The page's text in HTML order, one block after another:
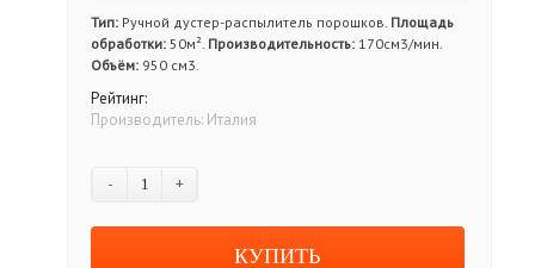
Тип: Ручной дустер-распылитель порошков. Площадь
обработки: 50м². Производительность: 170см3/мин.
Объём: 950 см3.
Рейтинг:
Производитель: Италия
- +